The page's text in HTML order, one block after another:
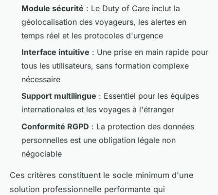
Module sécurité : Le Duty of Care inclut la
géolocalisation des voyageurs, les alertes en
temps réel et les protocoles d'urgence
Interface intuitive : Une prise en main rapide pour
tous les utilisateurs, sans formation complexe
nécessaire
Support multilingue : Essentiel pour les équipes
internationales et les voyages à l'étranger
Conformité RGPD : La protection des données
personnelles est une obligation légale non
négociable
Ces critères constituent le socle minimum d'une
solution professionnelle performante qui